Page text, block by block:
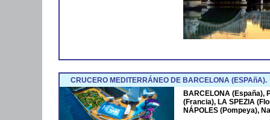
CRUCERO MEDITERRÁNEO DE BARCELONA (ESPAñA).
BARCELONA (España),
(Francia), LA SPEZIA
NÁPOLES (Pompeya),